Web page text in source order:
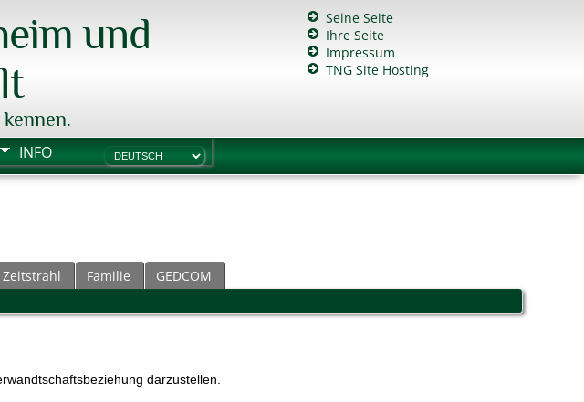
und
Seine Seite
Ihre Seite
Impressum
TNG Site Hosting
INFO
Zeitstrahl Familie GEDCOM
darzustellen.